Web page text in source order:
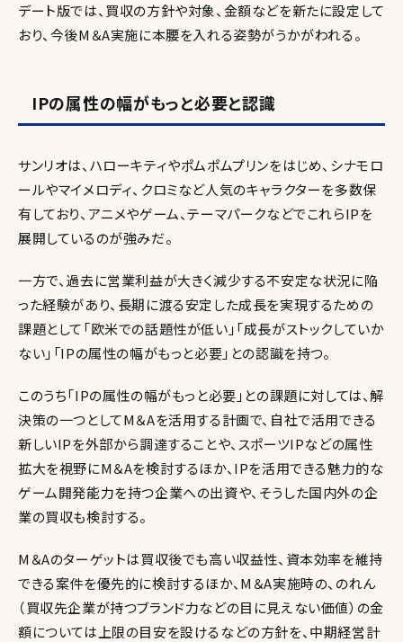
デート版では、買収の方針や対象、金額などを新たに設定して
おり、今後M＆A実施に本腰を入れる姿勢がうかがわれる。
IPの属性の幅がもっと必要と認識
サンリオは、ハローキティやポムポムプリンをはじめ、シナモロ
ールやマイメロディ、クロミなど人気のキャラクターを多数保
有しており、アニメやゲーム、テーマパークなどでこれらIPを
展開しているのが強みだ。
一方で、過去に営業利益が大きく減少する不安定な状況に陥
った経験があり、長期に渡る安定した成長を実現するための
課題として「欧米での話題性が低い」「成長がストックしていか
ない」「IPの属性の幅がもっと必要」との認識を持つ。
このうち「IPの属性の幅がもっと必要」との課題に対しては、解
決策の一つとしてM＆Aを活用する計画で、自社で活用できる
新しいIPを外部から調達することや、スポーツIPなどの属性
拡大を視野にM＆Aを検討するほか、IPを活用できる魅力的な
ゲーム開発能力を持つ企業への出資や、そうした国内外の企
業の買収も検討する。
M＆Aのターゲットは買収後でも高い収益性、資本効率を維持
できる案件を優先的に検討するほか、M＆A実施時の、のれん
（買収先企業が持つブランド力などの目に見えない価値）の金
額については上限の目安を設けるなどの方針を、中期経営計